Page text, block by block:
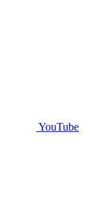
YouTube